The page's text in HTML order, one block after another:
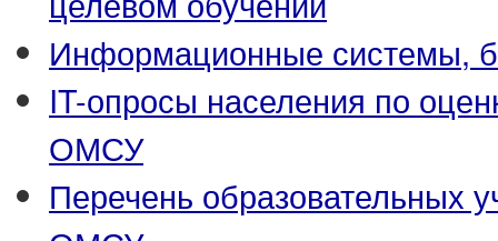
Информационные системы,
IT-опросы населения по
ОМСУ
Перечень образовательных